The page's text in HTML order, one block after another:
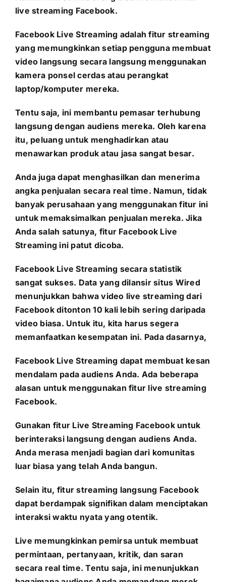
live streaming Facebook.
Facebook Live Streaming adalah fitur streaming
yang memungkinkan setiap pengguna membuat
video langsung secara langsung menggunakan
kamera ponsel cerdas atau perangkat
laptop/komputer mereka.
Tentu saja, ini membantu pemasar terhubung
langsung dengan audiens mereka. Oleh karena
itu, peluang untuk menghadirkan atau
menawarkan produk atau jasa sangat besar.
Anda juga dapat menghasilkan dan menerima
angka penjualan secara real time. Namun, tidak
banyak perusahaan yang menggunakan fitur ini
untuk memaksimalkan penjualan mereka. Jika
Anda salah satunya, fitur Facebook Live
Streaming ini patut dicoba.
Facebook Live Streaming secara statistik
sangat sukses. Data yang dilansir situs Wired
menunjukkan bahwa video live streaming dari
Facebook ditonton 10 kali lebih sering daripada
video biasa. Untuk itu, kita harus segera
memanfaatkan kesempatan ini. Pada dasarnya,
Facebook Live Streaming dapat membuat kesan
mendalam pada audiens Anda. Ada beberapa
alasan untuk menggunakan fitur live streaming
Facebook.
Gunakan fitur Live Streaming Facebook untuk
berinteraksi langsung dengan audiens Anda.
Anda merasa menjadi bagian dari komunitas
luar biasa yang telah Anda bangun.
Selain itu, fitur streaming langsung Facebook
dapat berdampak signifikan dalam menciptakan
interaksi waktu nyata yang otentik.
Live memungkinkan pemirsa untuk membuat
permintaan, pertanyaan, kritik, dan saran
secara real time. Tentu saja, ini menunjukkan